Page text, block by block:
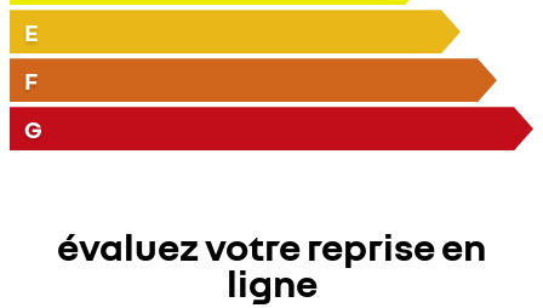
E
F
G
évaluez votre reprise en
ligne